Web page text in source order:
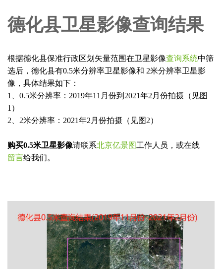
德化县卫星影像查询结果
根据德化县保准行政区划矢量范围在卫星影像查询系统中筛
选后，德化县有0.5米分辨率卫星影像和 2米分辨率卫星影
像，具体结果如下：
1、0.5米分辨率：2019年11月份到2021年2月份拍摄（见图
1）
2、2米分辨率：2021年2月份拍摄（见图2）
购买0.5米卫星影像请联系北京亿景图 工作人员，或在线
留言给我们。